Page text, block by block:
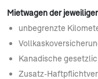
Mietwagen der
unbegrenzte
Kanadische
Zusatz-